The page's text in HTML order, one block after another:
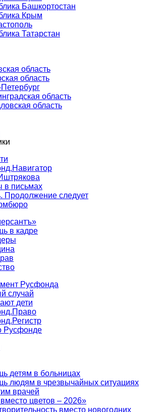
Башкортостан
Крым
Татарстан
область
область
область
область
в письмах
Продолжение следует
в кадре
Русфонда
случай
дети
детям в больницах
людям в чрезвычайных ситуациях
врачей
цветов – 2026»
вместо новогодних